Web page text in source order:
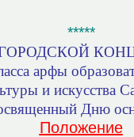
*****
арфы
и искусства
Дню
Положение